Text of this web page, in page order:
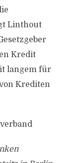
Linthout
Kredit
langem für
Krediten